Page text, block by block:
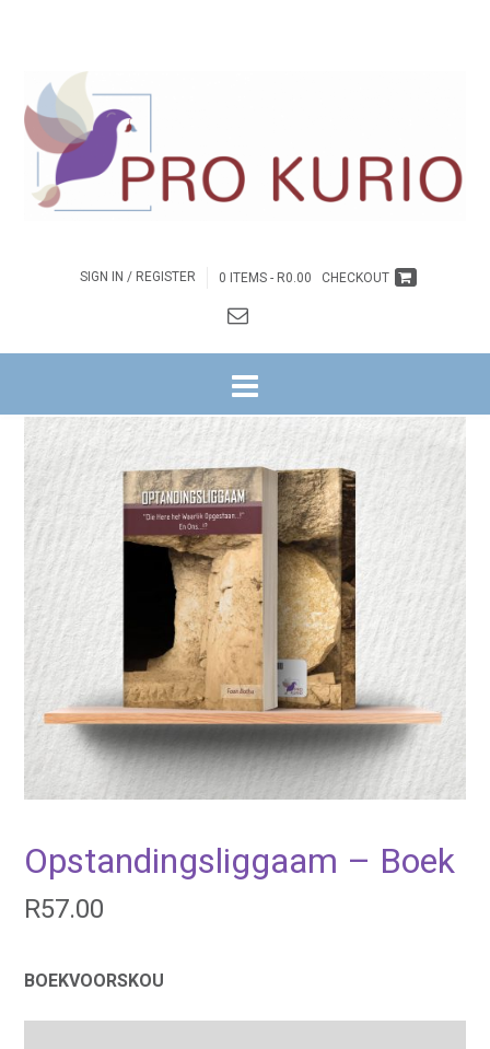
SIGN IN / REGISTER 0 ITEMS - R0.00 CHECKOUT
Opstandingsliggaam – Boek
R57.00
BOEKVOORSKOU